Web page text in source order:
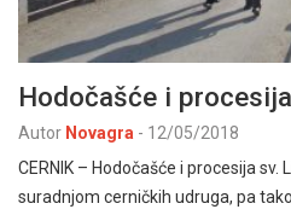
Hodočašće i
Autor Novagra - 12/05/2018
CERNIK – Hodočašće i procesija sv.
suradnjom cerničkih udruga, pa tako